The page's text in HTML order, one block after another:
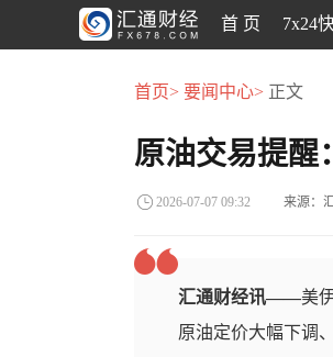
首 页 7x24
首页> 要闻中心> 正文
原油交易提醒
2026-07-07 09:32 来源：
汇通财经讯——美
原油定价大幅下调